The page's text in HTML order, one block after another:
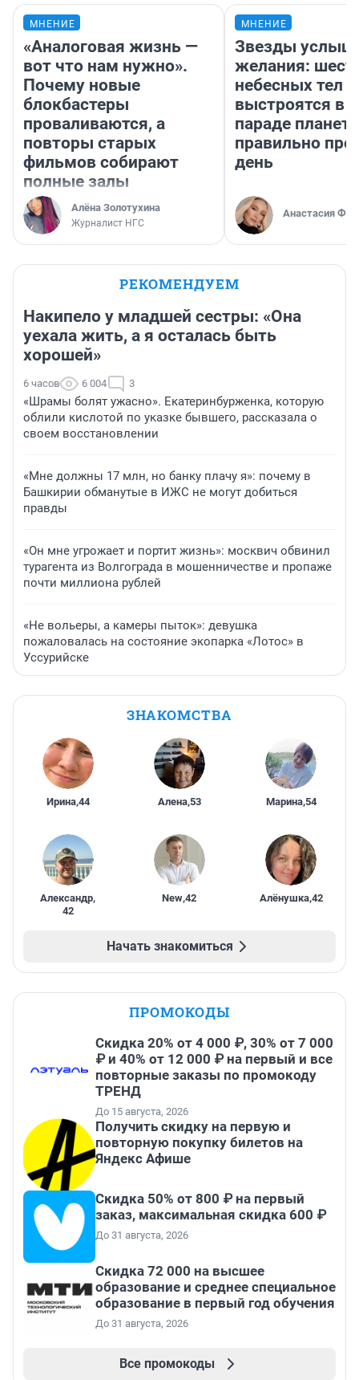
МНЕНИЕ
«Аналоговая жизнь —
вот что нам нужно».
Почему новые
блокбастеры
проваливаются, а
повторы старых
фильмов собирают
полные залы
Алёна Золотухина
Журналист НГС
МНЕНИЕ
Звезды
желания:
небесных тел
выстроятся в
параде планет
правильно
день
Анастасия
РЕКОМЕНДУЕМ
Накипело у младшей сестры: «Она
уехала жить, а я осталась быть
хорошей»
6 часов 6 004 3
«Шрамы болят ужасно». Екатеринбурженка, которую
облили кислотой по указке бывшего, рассказала о
своем восстановлении
«Мне должны 17 млн, но банку плачу я»: почему в
Башкирии обманутые в ИЖС не могут добиться
правды
«Он мне угрожает и портит жизнь»: москвич обвинил
турагента из Волгограда в мошенничестве и пропаже
почти миллиона рублей
«Не вольеры, а камеры пыток»: девушка
пожаловалась на состояние экопарка «Лотос» в
Уссурийске
ЗНАКОМСТВА
Ирина,44 Алена,53 Марина,54
Александр,
42
New,42 Алёнушка,42
Начать знакомиться
ПРОМОКОДЫ
Скидка 20% от 4 000 ₽, 30% от 7 000
₽ и 40% от 12 000 ₽ на первый и все
повторные заказы по промокоду
ТРЕНД
До 15 августа, 2026
Получить скидку на первую и
повторную покупку билетов на
Яндекс Афише
Скидка 50% от 800 ₽ на первый
заказ, максимальная скидка 600 ₽
До 31 августа, 2026
Скидка 72 000 на высшее
образование и среднее специальное
образование в первый год обучения
До 31 августа, 2026
Все промокоды